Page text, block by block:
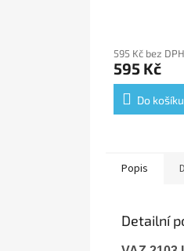
595 Kč bez DPH
595 Kč
Do košíku
Popis
Detailní